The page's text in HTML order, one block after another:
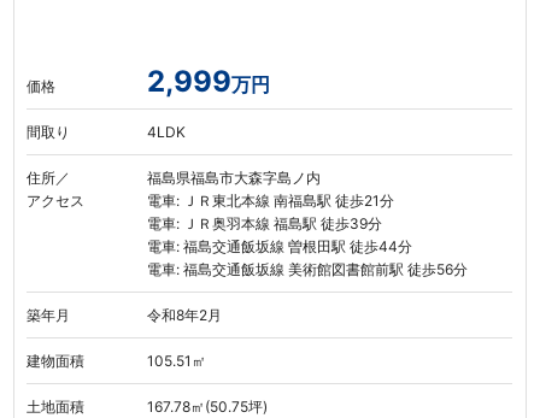
価格 2,999万円
間取り 4LDK
住所／
アクセス
福島県福島市大森字島ノ内
電車: ＪＲ東北本線 南福島駅 徒歩21分
電車: ＪＲ奥羽本線 福島駅 徒歩39分
電車: 福島交通飯坂線 曽根田駅 徒歩44分
電車: 福島交通飯坂線 美術館図書館前駅 徒歩56分
築年月 令和8年2月
建物面積 105.51㎡
土地面積 167.78㎡(50.75坪)